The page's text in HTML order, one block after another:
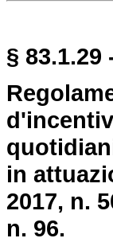
§ 83.1.29
in
2017, n.
n. 96.